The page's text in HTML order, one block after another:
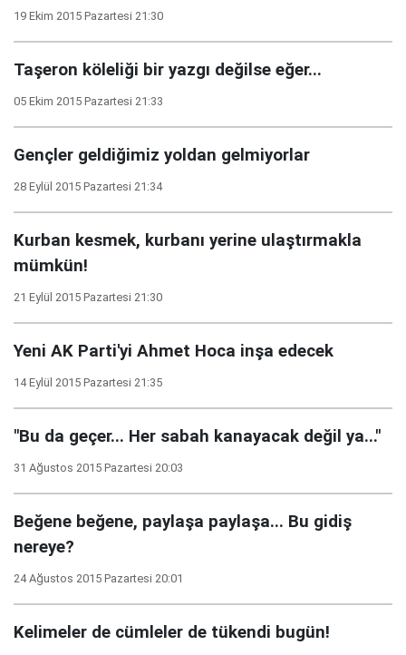
19 Ekim 2015 Pazartesi 21:30
Taşeron köleliği bir yazgı değilse eğer...
05 Ekim 2015 Pazartesi 21:33
Gençler geldiğimiz yoldan gelmiyorlar
28 Eylül 2015 Pazartesi 21:34
Kurban kesmek, kurbanı yerine ulaştırmakla
mümkün!
21 Eylül 2015 Pazartesi 21:30
Yeni AK Parti'yi Ahmet Hoca inşa edecek
14 Eylül 2015 Pazartesi 21:35
"Bu da geçer... Her sabah kanayacak değil ya..."
31 Ağustos 2015 Pazartesi 20:03
Beğene beğene, paylaşa paylaşa... Bu gidiş
nereye?
24 Ağustos 2015 Pazartesi 20:01
Kelimeler de cümleler de tükendi bugün!